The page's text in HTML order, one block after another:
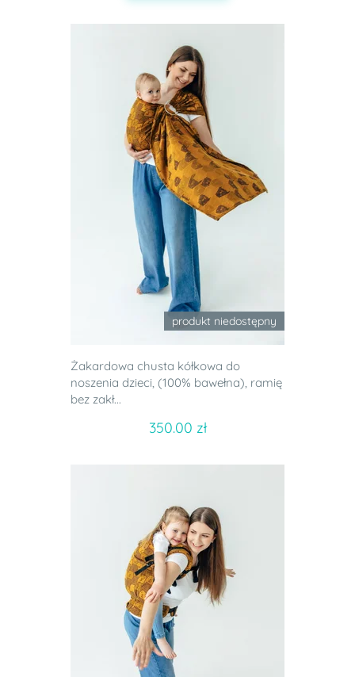
produkt niedostępny
Żakardowa chusta kółkowa do
noszenia dzieci, (100% bawełna), ramię
bez zakł...
350.00 zł